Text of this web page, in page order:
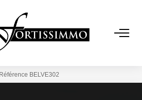
Tous Nos Biens
Référence BELVE302